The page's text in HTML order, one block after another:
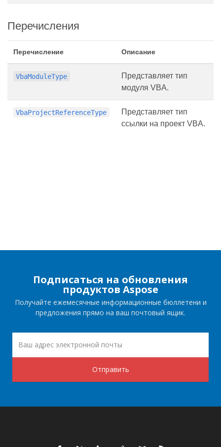
Перечисления
Перечисление Описание
VbaModuleType
Представляет тип
модуля VBA.
VbaProjectReferenceType
Представляет тип
ссылки на проект VBA.
Подписаться на обновления
продуктов Aspose
Получайте ежемесячные информационные бюллетени и
предложения прямо на ваш почтовый ящик.
Отправить